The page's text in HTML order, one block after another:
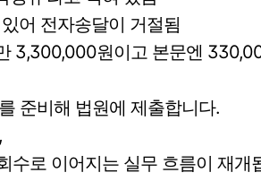
어 전자송달이 거절됨
3,300,000원이고 본문엔
준비해 법원에 제출합니다.
로 이어지는 실무 흐름이 재개